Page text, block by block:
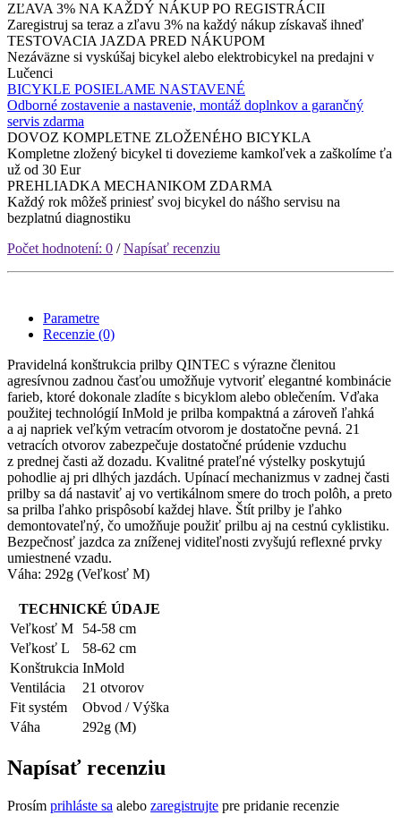
ZĽAVA 3% NA KAŽDÝ NÁKUP PO REGISTRÁCII
Zaregistruj sa teraz a zľavu 3% na každý nákup získavaš ihneď
TESTOVACIA JAZDA PRED NÁKUPOM
Nezáväzne si vyskúšaj bicykel alebo elektrobicykel na predajni v
Lučenci
BICYKLE POSIELAME NASTAVENÉ
Odborné zostavenie a nastavenie, montáž doplnkov a garančný
servis zdarma
DOVOZ KOMPLETNE ZLOŽENÉHO BICYKLA
Kompletne zložený bicykel ti dovezieme kamkoľvek a zaškolíme ťa
už od 30 Eur
PREHLIADKA MECHANIKOM ZDARMA
Každý rok môžeš priniesť svoj bicykel do nášho servisu na
bezplatnú diagnostiku
Počet hodnotení: 0 /Napísať recenziu
Parametre
Recenzie (0)
Pravidelná konštrukcia prilby QINTEC s výrazne členitou
agresívnou zadnou časťou umožňuje vytvoriť elegantné kombinácie
farieb, ktoré dokonale zladíte s bicyklom alebo oblečením. Vďaka
použitej technológií InMold je prilba kompaktná a zároveň ľahká
a aj napriek veľkým vetracím otvorom je dostatočne pevná. 21
vetracích otvorov zabezpečuje dostatočné prúdenie vzduchu
z prednej časti až dozadu. Kvalitné prateľné výstelky poskytujú
pohodlie aj pri dlhých jazdách. Upínací mechanizmus v zadnej časti
prilby sa dá nastaviť aj vo vertikálnom smere do troch polôh, a preto
sa prilba ľahko prispôsobí každej hlave. Štít prilby je ľahko
demontovateľný, čo umožňuje použiť prilbu aj na cestnú cyklistiku.
Bezpečnosť jazdca za zníženej viditeľnosti zvyšujú reflexné prvky
umiestnené vzadu.
Váha: 292g (Veľkosť M)
TECHNICKÉ ÚDAJE
Veľkosť M
54-58 cm
Veľkosť L
58-62 cm
Konštrukcia InMold
Ventilácia
21 otvorov
Fit systém
Obvod / Výška
Váha
292g (M)
Napísať recenziu
Prosím prihláste sa alebo zaregistrujte pre pridanie recenzie